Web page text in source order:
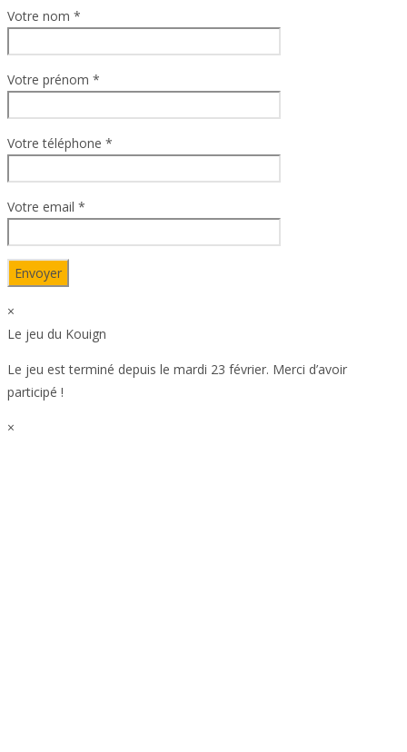
Votre nom *
Votre prénom *
Votre téléphone *
Votre email *
×
Le jeu du Kouign
Le jeu est terminé depuis le mardi 23 février. Merci d’avoir
participé !
×